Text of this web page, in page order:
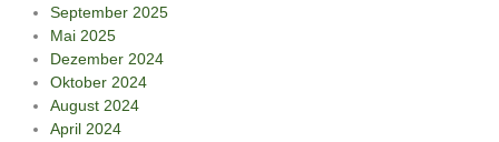
September 2025
Mai 2025
Dezember 2024
Oktober 2024
August 2024
April 2024